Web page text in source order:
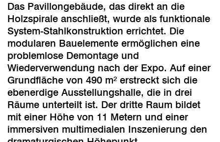
Das Pavillongebäude, das direkt an die
Holzspirale anschließt, wurde als funktionale
System-Stahlkonstruktion errichtet. Die
modularen Bauelemente ermöglichen eine
problemlose Demontage und
Wiederverwendung nach der Expo. Auf einer
Grundfläche von 490 m² erstreckt sich die
ebenerdige Ausstellungshalle, die in drei
Räume unterteilt ist. Der dritte Raum bildet
mit einer Höhe von 11 Metern und einer
immersiven multimedialen Inszenierung den